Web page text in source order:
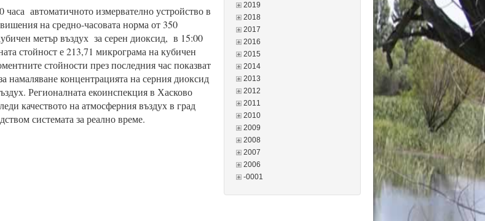
2019
2018
2017
2016
2015
2014
2013
2012
2011
2010
2009
2008
2007
2006
-0001
часа автоматичното измервателно устройство в
на средно-часовата норма от 350
метър въздух за серен диоксид, в 15:00
стойност е213,71 микрограма на кубичен
стойности през последния час показват
намаляване концентрацията на серния диоксид
Регионалната екоинспекция в Хасково
качеството на атмосферния въздух в град
системата за реално време.